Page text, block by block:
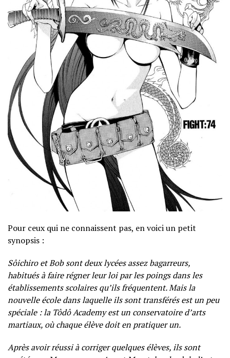
Pour ceux qui ne connaissent pas, en voici un petit
synopsis :
Sôichiro et Bob sont deux lycées assez bagarreurs,
habitués à faire régner leur loi par les poings dans les
établissements scolaires qu’ils fréquentent. Mais la
nouvelle école dans laquelle ils sont transférés est un peu
spéciale : la Tôdô Academy est un conservatoire d’arts
martiaux, où chaque élève doit en pratiquer un.
Après avoir réussi à corriger quelques élèves, ils sont